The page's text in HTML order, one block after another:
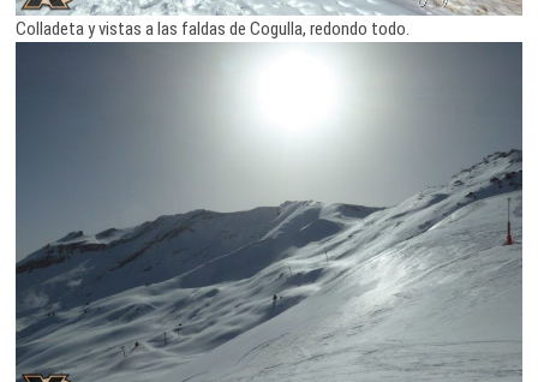
Colladeta y vistas a las faldas de Cogulla, redondo todo.